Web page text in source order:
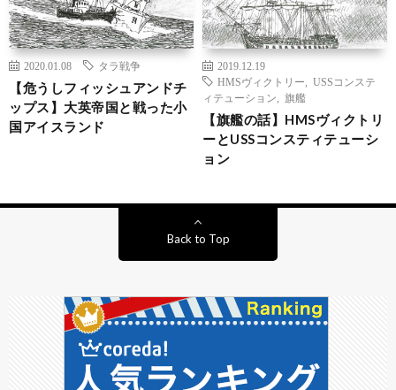
2020.01.08 タラ戦争
【危うしフィッシュアンドチ
ップス】大英帝国と戦った小
国アイスランド
2019.12.19
HMSヴィクトリー
USSコンステ
ィテューション
旗艦
【旗艦の話】HMSヴィクトリ
ーとUSSコンスティテューシ
ョン
Back to Top